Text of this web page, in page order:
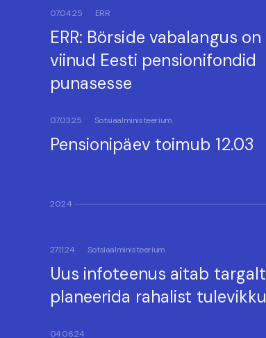
07.04.25 ERR
ERR: Börside vabalangus on
viinud Eesti pensionifondid
punasesse
07.03.25 Sotsiaalministeerium
Pensionipäev toimub 12.03
2024
27.11.24 Sotsiaalministeerium
Uus infoteenus aitab targalt
planeerida rahalist tulevikku
04.06.24